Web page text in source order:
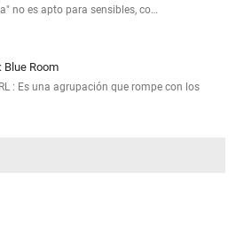
no es apto para sensibles, co…
Blue Room
: Es una agrupación que rompe con los